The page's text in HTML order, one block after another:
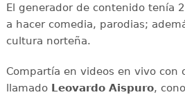
El generador de contenido tenía
a hacer comedia, parodias;
cultura norteña.
Compartía en videos en vivo con
llamadoLeovardo Aispuro,